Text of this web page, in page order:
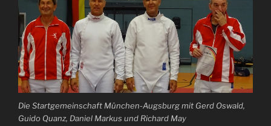
Die Startgemeinschaft München-Augsburg mit Gerd Oswald,
Guido Quanz, Daniel Markus und Richard May